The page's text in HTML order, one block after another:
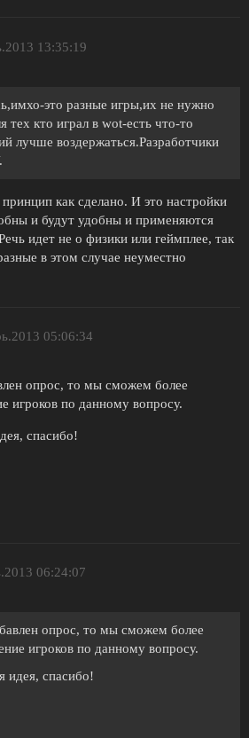
13:35:19
это разные игры,их не нужно
тех кто играл в wot-есть что-то
лучше воздержаться.Разработчики
как сделано. И это настройки
и будут удобны и применяются
идет не о физики или геймплее, так
в этом случае неуместно
05:06:34
опрос, то мы сможем более
игроков по данному вопросу.
спасибо!
06:24:07
опрос, то мы сможем более
игроков по данному вопросу.
идея, спасибо!